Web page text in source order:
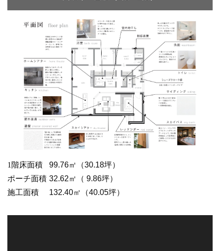
1階床面積
99.76㎡（30.18坪）
ポーチ面積 32.62㎡（ 9.86坪）
施工面積
132.40㎡（40.05坪）